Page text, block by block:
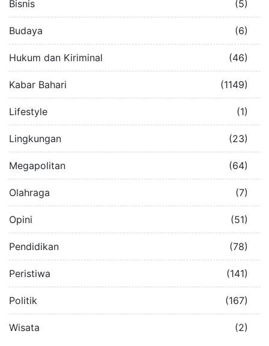
Bisnis (5)
Budaya (6)
Hukum dan Kiriminal (46)
Kabar Bahari (1149)
Lifestyle (1)
Lingkungan (23)
Megapolitan (64)
Olahraga (7)
Opini (51)
Pendidikan (78)
Peristiwa (141)
Politik (167)
Wisata (2)